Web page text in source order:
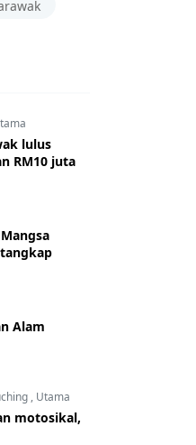
lulus
RM10 juta
Alam
, Utama
motosikal,